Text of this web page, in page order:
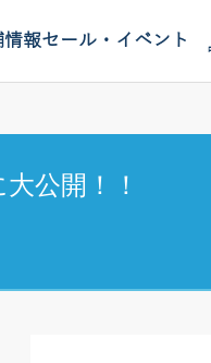
情報セール・イベント
公開！！